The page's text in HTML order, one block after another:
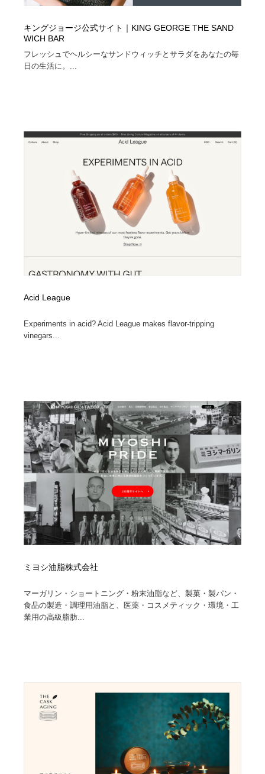
キングジョージ公式サイト｜KING GEORGE THE SAND
WICH BAR
フレッシュでヘルシーなサンドウィッチとサラダをあなたの毎
日の生活に。...
Acid League
Experiments in acid? Acid League makes flavor-tripping
vinegars...
ミヨシ油脂株式会社
マーガリン・ショートニング・粉末油脂など、製菓・製パン・
食品の製造・調理用油脂と、医薬・コスメティック・環境・工
業用の高級脂肪...